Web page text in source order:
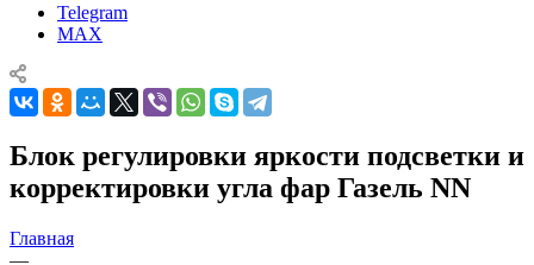
Telegram
MAX
Блок регулировки яркости подсветки и
корректировки угла фар Газель NN
Главная
—